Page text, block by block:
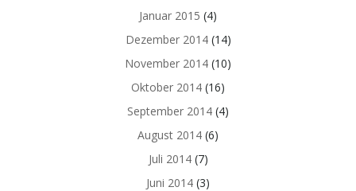
Januar 2015 (4)
Dezember 2014(14)
November 2014 (10)
Oktober 2014 (16)
September 2014 (4)
August 2014 (6)
Juli 2014(7)
Juni 2014 (3)